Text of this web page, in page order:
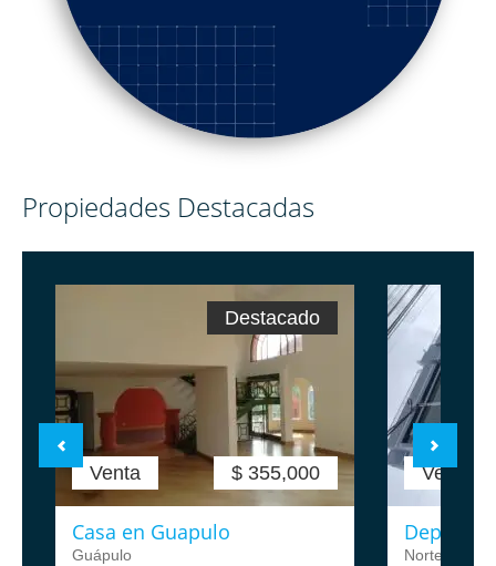
Propiedades Destacadas
Venta $ 355,000
Destacado
Casa en Guapulo
Guápulo
Venta
Norte de